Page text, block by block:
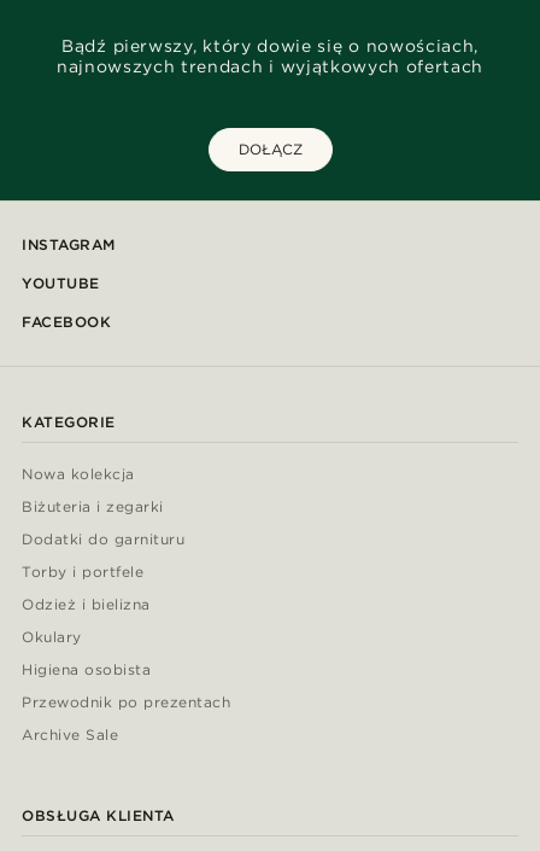
Bądź pierwszy, który dowie się o nowościach,
najnowszych trendach i wyjątkowych ofertach
DOŁĄCZ
INSTAGRAM
YOUTUBE
FACEBOOK
KATEGORIE
Nowa kolekcja
Biżuteria i zegarki
Dodatki do garnituru
Torby i portfele
Odzież i bielizna
Okulary
Higiena osobista
Przewodnik po prezentach
Archive Sale
OBSŁUGA KLIENTA